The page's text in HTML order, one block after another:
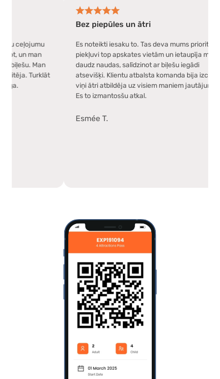
manu ceļojumu
viegli lietot, un man
kaudzēm biļešu. Man
viss noritēja. Turklāt
atsaucīga.
Bez piepūles un ātri
Es noteikti iesaku to. Tas deva mums
piekļuvi top apskates vietām un
daudz naudas, salīdzinot ar biļešu
atsevišķi. Klientu atbalsta komanda
viņi ātri atbildēja uz visiem maniem
Es to izmantosšu atkal.
Esmée T.